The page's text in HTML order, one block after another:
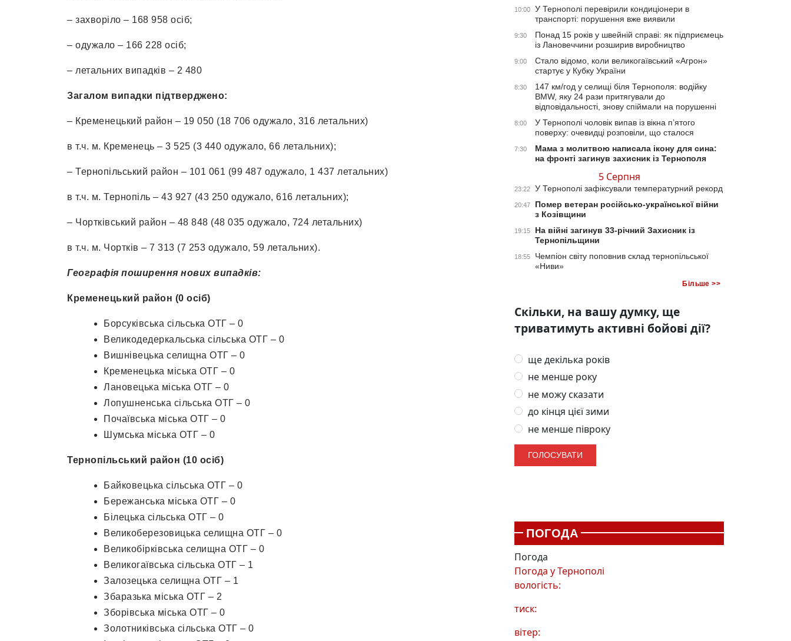
– захворіло – 168 958 осіб;
– одужало – 166 228 осіб;
– летальних випадків – 2 480
Загалом випадки підтверджено:
– Кременецький район – 19 050 (18 706 одужало, 316 летальних)
в т.ч. м. Кременець – 3 525 (3 440 одужало, 66 летальних);
– Тернопільський район – 101 061 (99 487 одужало, 1 437 летальних)
в т.ч. м. Тернопіль – 43 927 (43 250 одужало, 616 летальних);
– Чортківський район – 48 848 (48 035 одужало, 724 летальних)
в т.ч. м. Чортків – 7 313 (7 253 одужало, 59 летальних).
Географія поширення нових випадків:
Кременецький район (0 осіб)
Борсуківська сільська ОТГ – 0
Великодедеркальська сільська ОТГ – 0
Вишнівецька селищна ОТГ – 0
Кременецька міська ОТГ – 0
Лановецька міська ОТГ – 0
Лопушненська сільська ОТГ – 0
Почаївська міська ОТГ – 0
Шумська міська ОТГ – 0
Тернопільський район (10 осіб)
Байковецька сільська ОТГ – 0
Бережанська міська ОТГ – 0
Білецька сільська ОТГ – 0
Великоберезовицька селищна ОТГ – 0
Великобірківська селищна ОТГ – 0
Великогаївська сільська ОТГ – 1
Залозецька селищна ОТГ – 1
Збаразька міська ОТГ – 2
Зборівська міська ОТГ – 0
Золотниківська сільська ОТГ – 0
10:00
У Тернополі перевірили кондиціонери в
транспорті: порушення вже виявили
9:30
Понад 15 років у швейній справі: як підприємець
із Лановеччини розширив виробництво
9:00
Стало відомо, коли великогаївський «Агрон»
стартує у Кубку України
8:30
147 км/год у селищі біля Тернополя: водійку
BMW, яку 24 рази притягували до
відповідальності, знову спіймали на порушенні
8:00
У Тернополі чоловік випав із вікна п’ятого
поверху: очевидці розповіли, що сталося
7:30
Мама з молитвою написала ікону для сина:
на фронті загинув захисник із Тернополя
5 Серпня
23:22 У Тернополі зафіксували температурний рекорд
20:47
Помер ветеран російсько-української війни
з Козівщини
19:15
На війні загинув 33-річний Захисник із
Тернопільщини
18:55
Чемпіон світу поповнив склад тернопільської
«Ниви»
Більше >>
Скільки, на вашу думку, ще
триватимуть активні бойові дії?
ще декілька років
не менше року
не можу сказати
до кінця цієї зими
не менше півроку
ПОГОДА
Погода
Погода уТернополі
вологість:
тиск:
вітер: